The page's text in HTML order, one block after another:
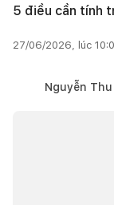
5 điều cần tính
27/06/2026, lúc
Nguyễn